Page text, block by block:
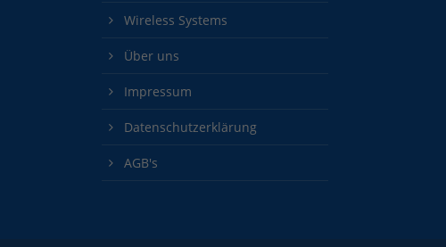
Wireless Systems
Über uns
Impressum
Datenschutzerklärung
AGB's